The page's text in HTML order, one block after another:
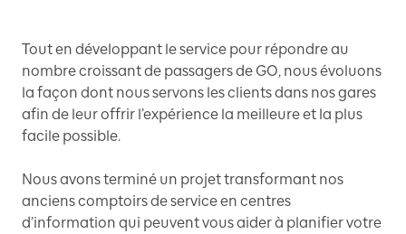
Tout en développant le service pour répondre au
nombre croissant de passagers de GO, nous évoluons
la façon dont nous servons les clients dans nos gares
afin de leur offrir l’expérience la meilleure et la plus
facile possible.
Nous avons terminé un projet transformant nos
anciens comptoirs de service en centres
d’information qui peuvent vous aider à planifier votre